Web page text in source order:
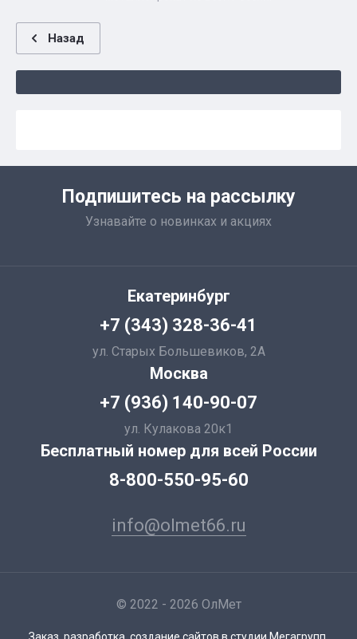
Назад
Подпишитесь на рассылку
Узнавайте о новинках и акциях
Екатеринбург
+7 (343) 328-36-41
ул. Старых Большевиков, 2А
Москва
+7 (936) 140-90-07
ул. Кулакова 20к1
Бесплатный номер для всей России
8-800-550-95-60
info@olmet66.ru
© 2022 - 2026 ОлМет